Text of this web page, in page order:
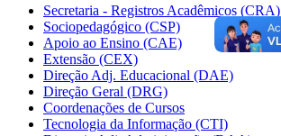
Secretaria - Registros Acadêmicos (CRA)
Sociopedagógico (CSP)
Apoio ao Ensino (CAE)
Extensão (CEX)
Direção Adj. Educacional (DAE)
Direção Geral (DRG)
Coordenações de Cursos
Tecnologia da Informação (CTI)